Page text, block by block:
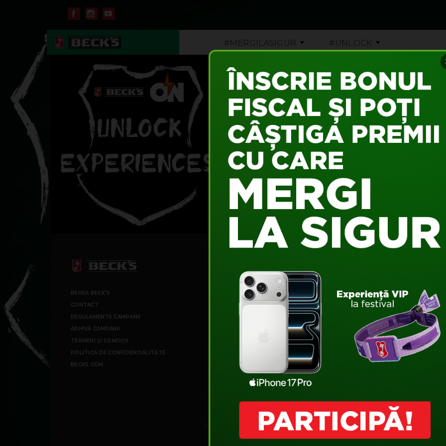
#MERGILASIGUR #UNLOCK
FLORIN CRISTIAN
Pe Beck’s ON din 04 August 2018
2
BEREA BECK'S
CONTACT
REGULAMENTE CAMPANII
ARHIVĂ CAMPANII
TERMENI ȘI CONDIȚII
POLITICA DE CONFIDENȚIALITATE
BECKS.COM
#MERGILASIGUR
MUSIC
#UNLOCK
MUSIC
Consumă Beck’s în mod responsabil.
Vă rugăm să nu distribuiți persoanelor sub 18 ani.
©2026 BERGENBIER S.A.
ȘOSEAUA BUCUREȘTI NORD, NR. 10, CLADIREA O1, ETAJ 5, VOLUNTARI, JUDEȚUL